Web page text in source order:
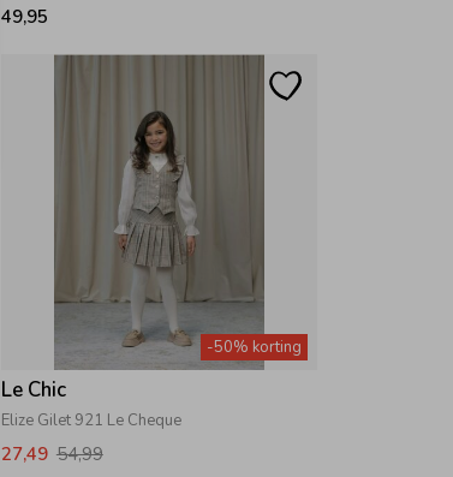
49,95
-50% korting
Le Chic
Elize Gilet 921 Le Cheque
27,49 54,99